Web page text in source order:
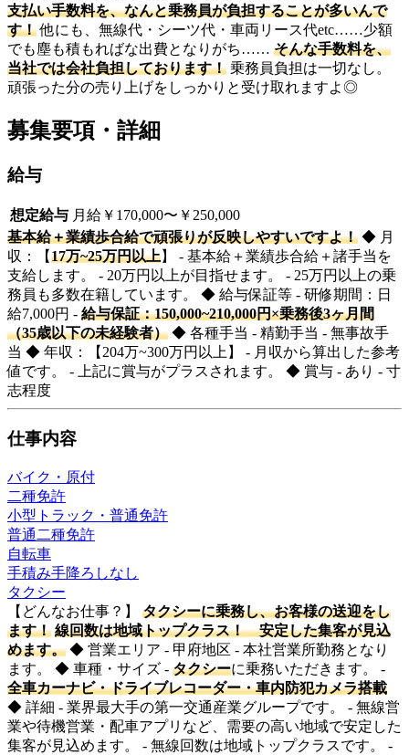
支払い手数料を、なんと乗務員が負担することが多いんで
す！他にも、無線代・シーツ代・車両リース代etc……少額
でも塵も積もればな出費となりがち…… そんな手数料を、
当社では会社負担しております！ 乗務員負担は一切なし。
頑張った分の売り上げをしっかりと受け取れますよ◎
募集要項・詳細
給与
想定給与 月給￥170,000〜￥250,000
基本給＋業績歩合給で頑張りが反映しやすいですよ！ ◆ 月
収：【17万~25万円以上】 - 基本給＋業績歩合給＋諸手当を
支給します。 - 20万円以上が目指せます。 - 25万円以上の乗
務員も多数在籍しています。 ◆ 給与保証等 - 研修期間：日
給7,000円 - 給与保証：150,000~210,000円×乗務後3ヶ月間
（35歳以下の未経験者） ◆ 各種手当 - 精勤手当 - 無事故手
当 ◆ 年収：【204万~300万円以上】 - 月収から算出した参考
値です。 - 上記に賞与がプラスされます。 ◆ 賞与 - あり - 寸
志程度
仕事内容
バイク・原付
二種免許
小型トラック・普通免許
普通二種免許
自転車
手積み手降ろしなし
タクシー
【どんなお仕事？】 タクシーに乗務し、お客様の送迎をし
ます！ 線回数は地域トップクラス！ 安定した集客が見込
めます。 ◆ 営業エリア - 甲府地区 - 本社営業所勤務となり
ます。 ◆ 車種・サイズ - タクシーに乗務いただきます。 -
全車カーナビ・ドライブレコーダー・車内防犯カメラ搭載
◆ 詳細 - 業界最大手の第一交通産業グループです。 - 無線営
業や待機営業・配車アプリなど、需要の高い地域で安定した
集客が見込めます。 - 無線回数は地域トップクラスです。 -